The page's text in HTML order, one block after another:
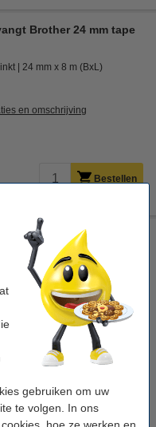
gebruiken om uw
te volgen. In ons
Brother 24 mm tape
24 mm x 8 m (BxL)
en omschrijving
Bestellen
Brother TZe-S251
gelamineerd wit
en omschrijving
1,50
Bestellen